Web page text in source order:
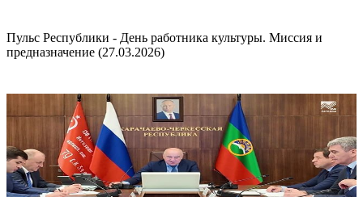
Пульс Республики - День работника культуры. Миссия и
предназначение (27.03.2026)